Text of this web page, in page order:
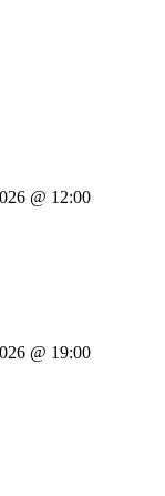
@ 12:00
@ 19:00